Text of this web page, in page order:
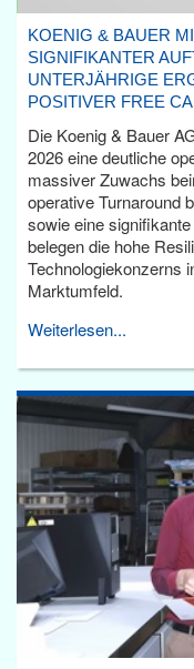
KOENIG & BAUER
SIGNIFIKANTER
UNTERJÄHRIGE
POSITIVER FREE
Die Koenig & Bauer
2026 eine deutliche
massiver Zuwachs
operative Turnaround
sowie eine
belegen die hohe
Technologiekonzerns
Marktumfeld.
Weiterlesen...